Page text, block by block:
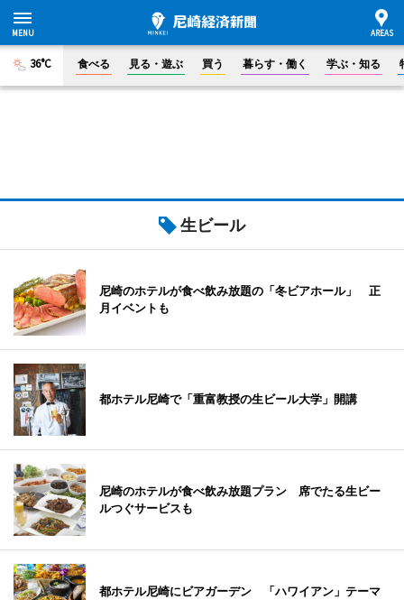
36°C 食べる 見る・遊ぶ 買う 暮らす・働く 学ぶ・知る
生ビール
尼崎のホテルが食べ飲み放題の「冬ビアホール」 正
月イベントも
都ホテル尼崎で「重富教授の生ビール大学」開講
尼崎のホテルが食べ飲み放題プラン 席でたる生ビー
ルつぐサービスも
都ホテル尼崎にビアガーデン 「ハワイアン」テーマ